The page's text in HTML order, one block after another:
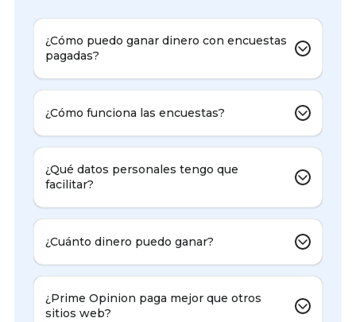
¿Cómo puedo ganar dinero con encuestas
pagadas?
¿Cómo funciona las encuestas?
¿Qué datos personales tengo que
facilitar?
¿Cuánto dinero puedo ganar?
¿Prime Opinion paga mejor que otros
sitios web?